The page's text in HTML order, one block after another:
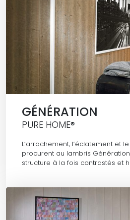
GÉNÉRATION
PURE HOME®
L’arrachement, l’éclatement et
procurent au lambris
structure à la fois contrastés et